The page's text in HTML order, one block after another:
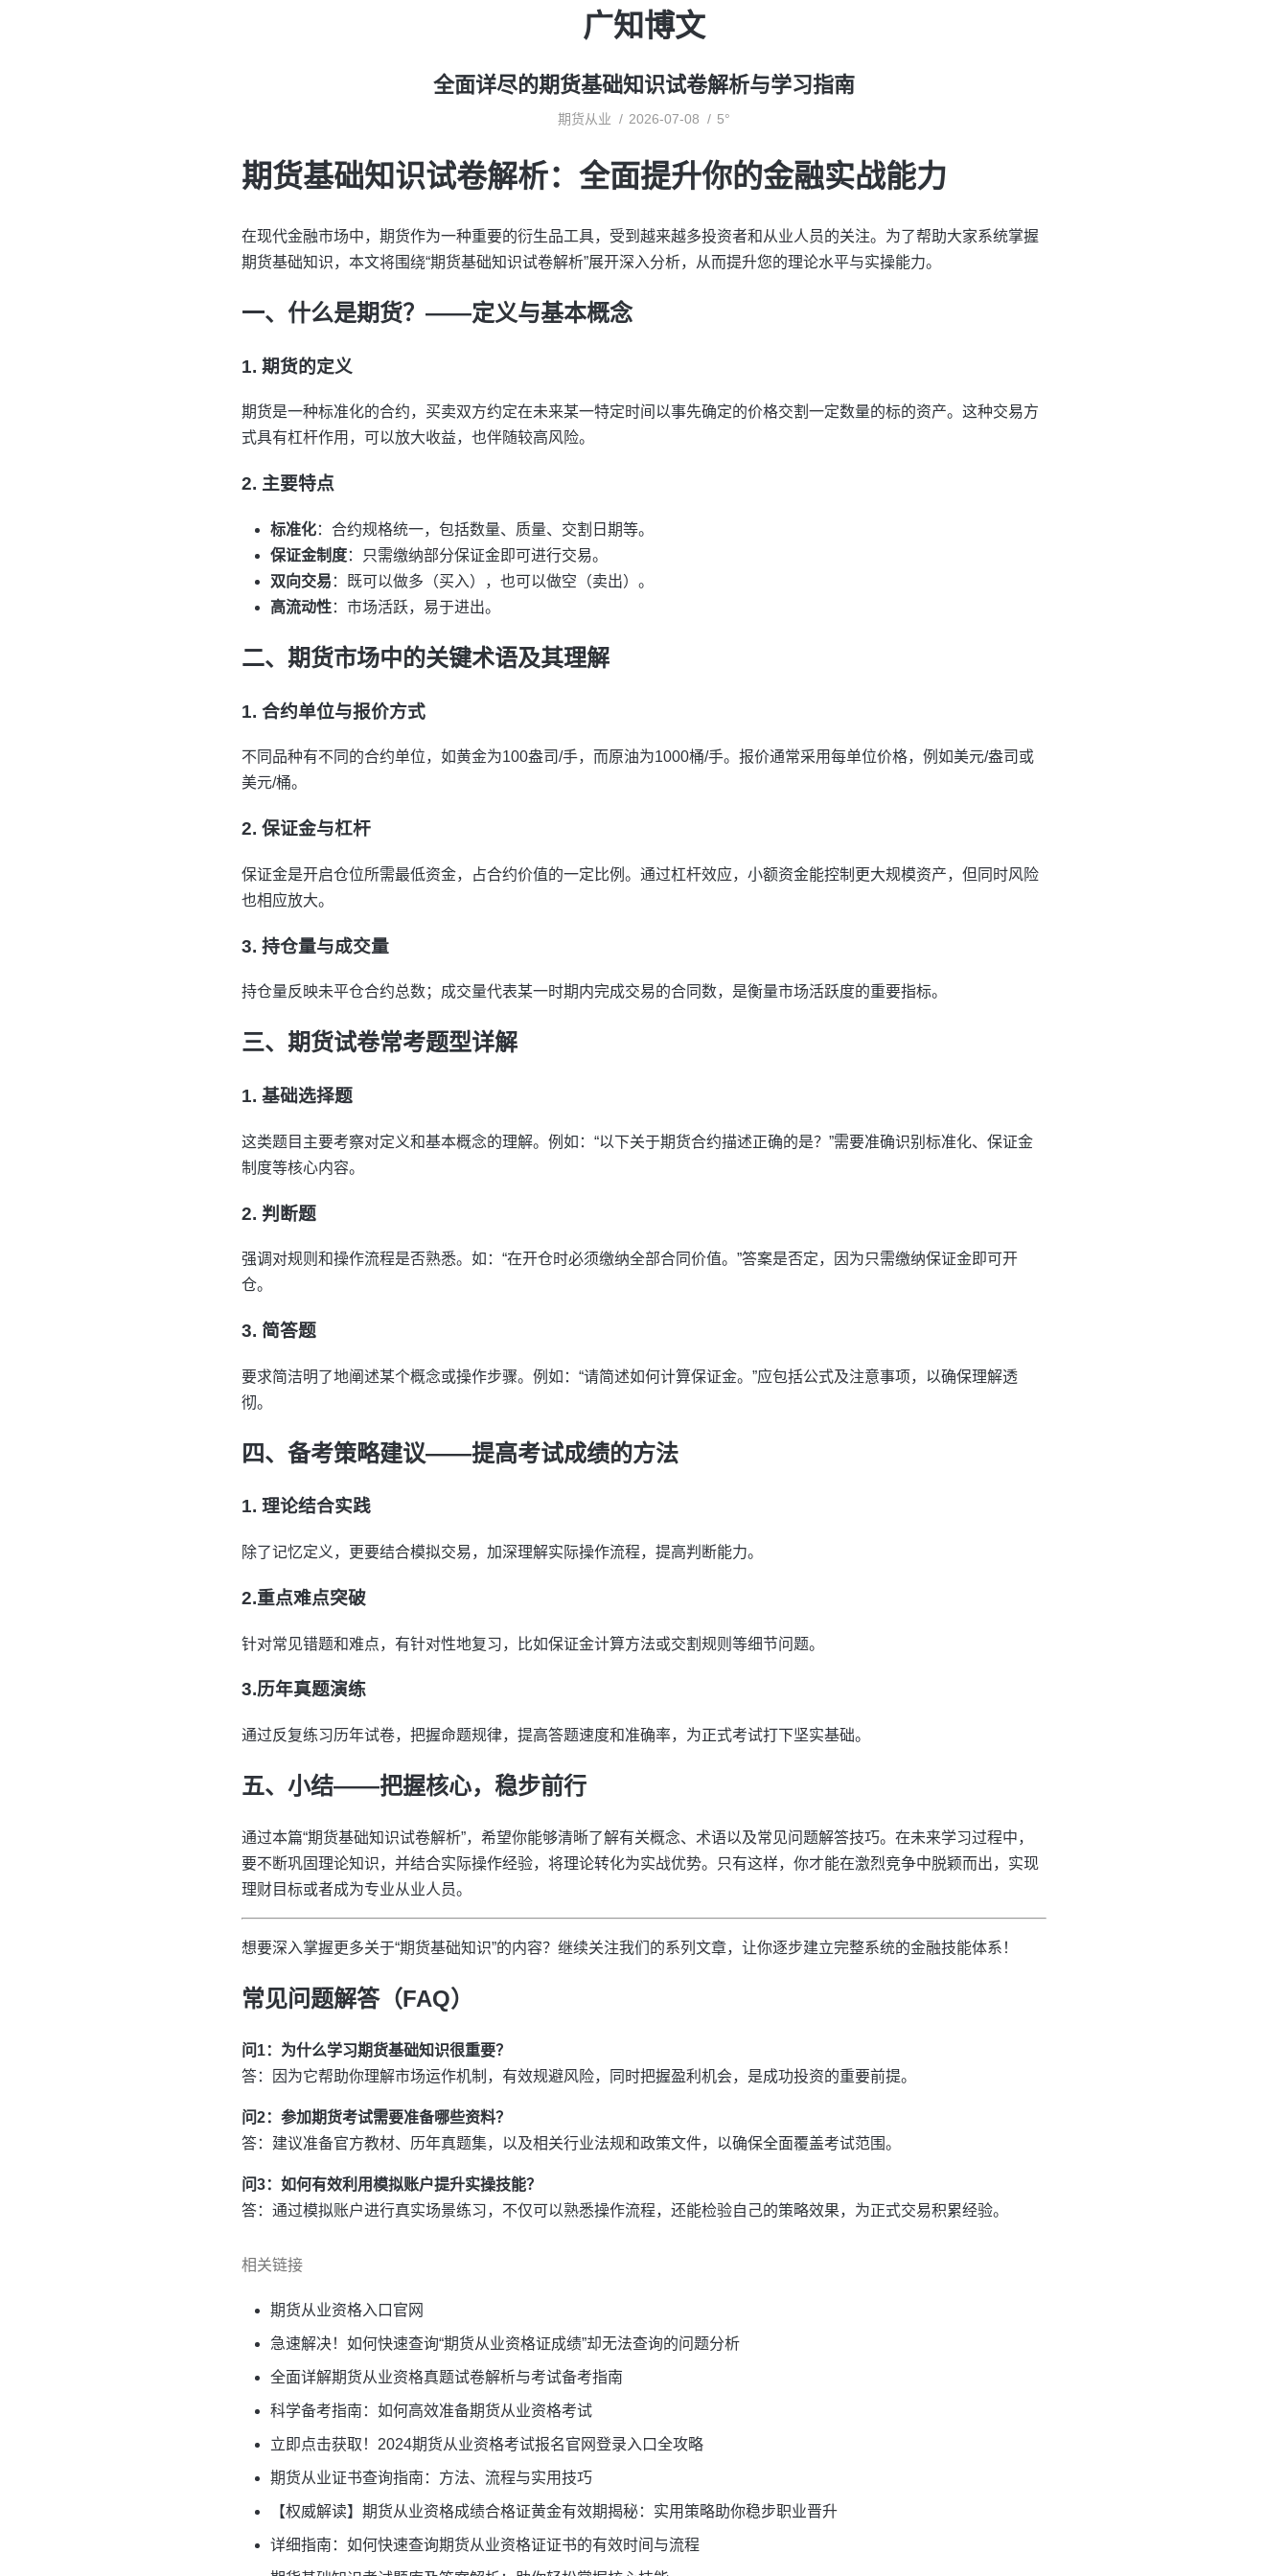
广知博文
全面详尽的期货基础知识试卷解析与学习指南
期货从业 2026-07-08 5°
期货基础知识试卷解析：全面提升你的金融实战能力
在现代金融市场中，期货作为一种重要的衍生品工具，受到越来越多投资者和从业人员的关注。为了帮助大家系统掌握
期货基础知识，本文将围绕“期货基础知识试卷解析”展开深入分析，从而提升您的理论水平与实操能力。
一、什么是期货？——定义与基本概念
1. 期货的定义
期货是一种标准化的合约，买卖双方约定在未来某一特定时间以事先确定的价格交割一定数量的标的资产。这种交易方
式具有杠杆作用，可以放大收益，也伴随较高风险。
2. 主要特点
标准化：合约规格统一，包括数量、质量、交割日期等。
保证金制度：只需缴纳部分保证金即可进行交易。
双向交易 ：既可以做多（买入），也可以做空（卖出）。
高流动性：市场活跃，易于进出。
二、期货市场中的关键术语及其理解
1. 合约单位与报价方式
不同品种有不同的合约单位，如黄金为100盎司/手，而原油为1000桶/手。报价通常采用每单位价格，例如美元/盎司或
美元/桶。
2. 保证金与杠杆
保证金是开启仓位所需最低资金，占合约价值的一定比例。通过杠杆效应，小额资金能控制更大规模资产，但同时风险
也相应放大。
3. 持仓量与成交量
持仓量反映未平仓合约总数；成交量代表某一时期内完成交易的合同数，是衡量市场活跃度的重要指标。
三、期货试卷常考题型详解
1. 基础选择题
这类题目主要考察对定义和基本概念的理解。例如：“以下关于期货合约描述正确的是？”需要准确识别标准化、保证金
制度等核心内容。
2. 判断题
强调对规则和操作流程是否熟悉。如：“在开仓时必须缴纳全部合同价值。”答案是否定，因为只需缴纳保证金即可开
仓。
3. 简答题
要求简洁明了地阐述某个概念或操作步骤。例如：“请简述如何计算保证金。”应包括公式及注意事项，以确保理解透
彻。
四、备考策略建议——提高考试成绩的方法
1. 理论结合实践
除了记忆定义，更要结合模拟交易，加深理解实际操作流程，提高判断能力。
2.重点难点突破
针对常见错题和难点，有针对性地复习，比如保证金计算方法或交割规则等细节问题。
3.历年真题演练
通过反复练习历年试卷，把握命题规律，提高答题速度和准确率，为正式考试打下坚实基础。
五、小结——把握核心，稳步前行
通过本篇“期货基础知识试卷解析”，希望你能够清晰了解有关概念、术语以及常见问题解答技巧。在未来学习过程中，
要不断巩固理论知识，并结合实际操作经验，将理论转化为实战优势。只有这样，你才能在激烈竞争中脱颖而出，实现
理财目标或者成为专业从业人员。
想要深入掌握更多关于“期货基础知识”的内容？继续关注我们的系列文章，让你逐步建立完整系统的金融技能体系！
常见问题解答（FAQ）
问1：为什么学习期货基础知识很重要？
答：因为它帮助你理解市场运作机制，有效规避风险，同时把握盈利机会，是成功投资的重要前提。
问2：参加期货考试需要准备哪些资料？
答：建议准备官方教材、历年真题集，以及相关行业法规和政策文件，以确保全面覆盖考试范围。
问3：如何有效利用模拟账户提升实操技能？
答：通过模拟账户进行真实场景练习，不仅可以熟悉操作流程，还能检验自己的策略效果，为正式交易积累经验。
相关链接
期货从业资格入口官网
急速解决！如何快速查询“期货从业资格证成绩”却无法查询的问题分析
全面详解期货从业资格真题试卷解析与考试备考指南
科学备考指南：如何高效准备期货从业资格考试
立即点击获取！2024期货从业资格考试报名官网登录入口全攻略
期货从业证书查询指南：方法、流程与实用技巧
【权威解读】期货从业资格成绩合格证黄金有效期揭秘：实用策略助你稳步职业晋升
详细指南：如何快速查询期货从业资格证证书的有效时间与流程